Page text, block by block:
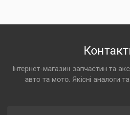
Інтернет-магазин запчастин та
авто та мото. Якісні аналоги та